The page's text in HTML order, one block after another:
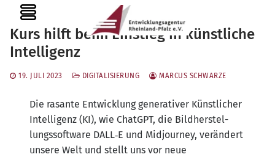
Inhalt
springen
Kurs hilft beim Einstieg in künstliche
Intelligenz
19. JULI 2023 DIGITALISIERUNG MARCUS SCHWARZE
Die rasan­te Ent­wick­lung gene­ra­ti­ver Künst­li­cher
Intel­li­genz (KI), wie ChatGPT, die Bild­her­stel­
lungs­soft­ware DALL‑E und Mid­jour­ney, ver­än­dert
unse­re Welt und stellt uns vor neue